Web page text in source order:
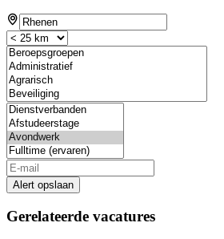
Alert opslaan
Gerelateerde vacatures